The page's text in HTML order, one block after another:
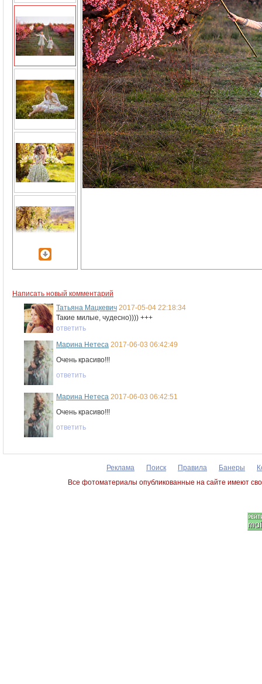
Написать новый комментарий
Татьяна Мацкевич 2017-05-04 22:18:34
Такие милые, чудесно)))) +++
ответить
Марина Нетеса 2017-06-03 06:42:49
Очень красиво!!!
ответить
Марина Нетеса 2017-06-03 06:42:51
Очень красиво!!!
ответить
Реклама Поиск Правила Банеры
Все фотоматериалы опубликованные на сайте имеют